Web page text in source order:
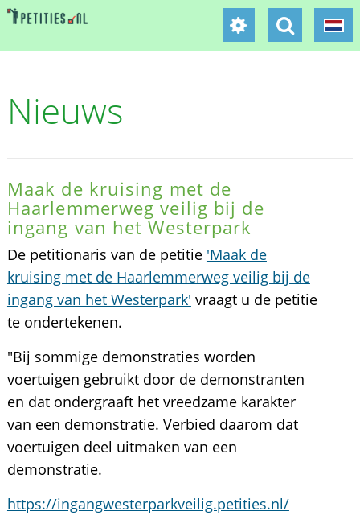
Nieuws
Maak de kruising met de
Haarlemmerweg veilig bij de
ingang van het Westerpark
De petitionaris van de petitie 'Maak de
kruising met de Haarlemmerweg veilig bij de
ingang van het Westerpark' vraagt u de petitie
te ondertekenen.
"Bij sommige demonstraties worden
voertuigen gebruikt door de demonstranten
en dat ondergraaft het vreedzame karakter
van een demonstratie. Verbied daarom dat
voertuigen deel uitmaken van een
demonstratie.
https://ingangwesterparkveilig.petities.nl/